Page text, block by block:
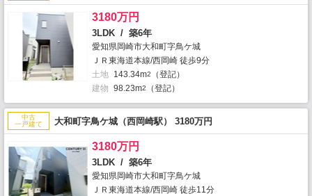
3180万円
3LDK / 築6年
愛知県岡崎市大和町字鳥ケ城
ＪＲ東海道本線/西岡崎 徒歩9分
土地 143.34m2
（登記）
建物 98.23m2 （登記）
中古
一戸建て
大和町字鳥ケ城（西岡崎駅） 3180万円
3180万円
3LDK / 築6年
愛知県岡崎市大和町字鳥ケ城
ＪＲ東海道本線/西岡崎 徒歩11分